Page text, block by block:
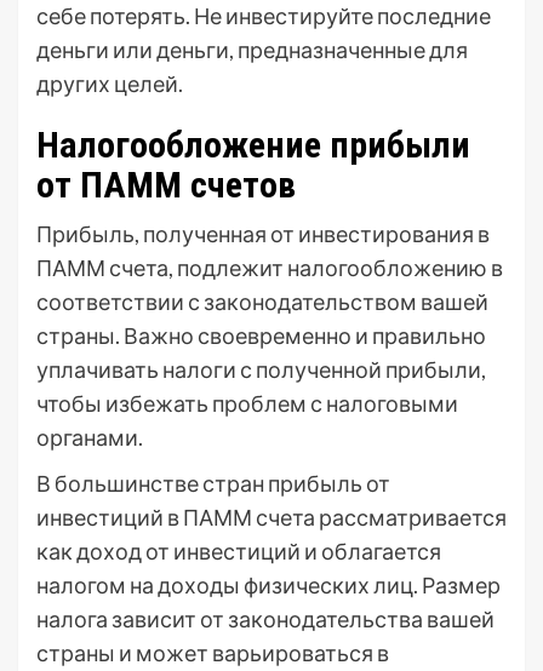
себе потерять. Не инвестируйте последние
деньги или деньги, предназначенные для
других целей.
Налогообложение прибыли
от ПАММ счетов
Прибыль, полученная от инвестирования в
ПАММ счета, подлежит налогообложению в
соответствии с законодательством вашей
страны. Важно своевременно и правильно
уплачивать налоги с полученной прибыли,
чтобы избежать проблем с налоговыми
органами.
В большинстве стран прибыль от
инвестиций в ПАММ счета рассматривается
как доход от инвестиций и облагается
налогом на доходы физических лиц. Размер
налога зависит от законодательства вашей
страны и может варьироваться в